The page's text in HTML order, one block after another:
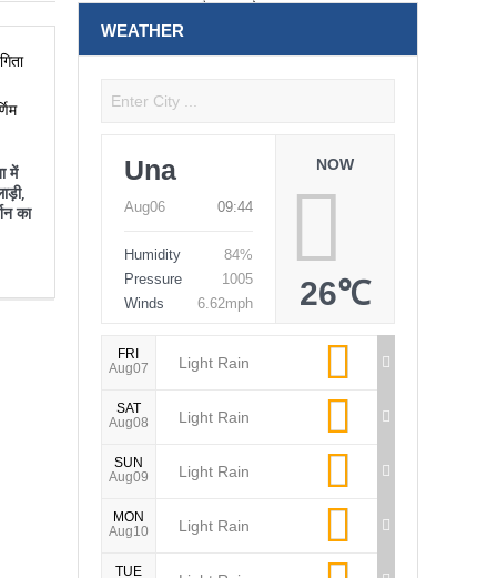
में
का
Una
Aug06
Humidity
6.62mph 26℃
FRI
Light Rain
SAT
Light Rain
SUN
Light Rain
MON
Light Rain